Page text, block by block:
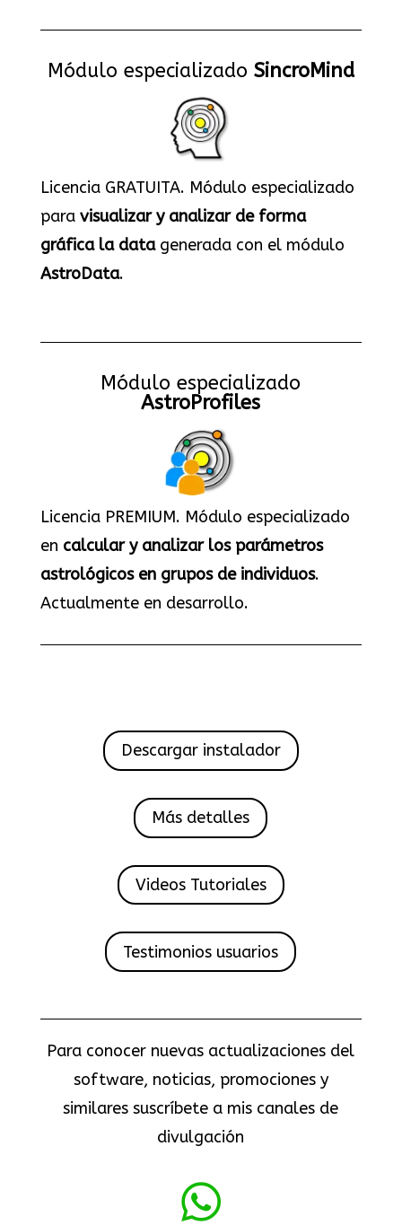
Módulo especializado SincroMind
Licencia GRATUITA. Módulo especializado
para visualizar y analizar de forma
gráfica la datagenerada con el módulo
AstroData.
Módulo especializado
AstroProfiles
Licencia PREMIUM. Módulo especializado
en calcular y analizar los parámetros
astrológicos en grupos de individuos.
Actualmente en desarrollo.
Descargar instalador
Más detalles
Videos Tutoriales
Testimonios usuarios
Para conocer nuevas actualizaciones del
software, noticias, promociones y
similares suscríbete a mis canales de
divulgación
